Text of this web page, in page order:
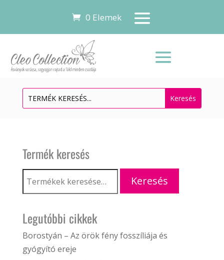
0 Elemek
Termék keresés
Keresés
következőre:
Keresés
Legutóbbi cikkek
Borostyán – Az örök fény fosszíliája és
gyógyító ereje